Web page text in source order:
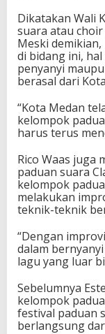
Dikatakan Wali
suara atau
Meski
di bidang ini,
penyanyi
berasal dari
“Kota Medan
kelompok
harus terus
Rico Waas juga
paduan suara
kelompok
melakukan
teknik-teknik
“Dengan
dalam
lagu yang luar
Sebelumnya
kelompok
festival paduan
berlangsung